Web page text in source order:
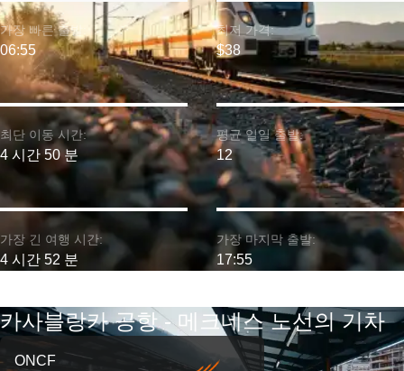
최단 이동 시간:
4 시간 50 분
가장 빠른 출발:
06:55
가장 긴 여행 시간:
4 시간 52 분
최저 가격:
$38
평균 일일 출발:
12
가장 마지막 출발:
17:55
카사블랑카 공항 - 메크네스 노선의 기차
ONCF